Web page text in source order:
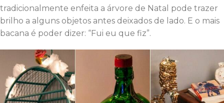
tradicionalmente enfeita a árvore de Natal pode trazer
brilho a alguns objetos antes deixados de lado. E o mais
bacana é poder dizer: “Fui eu que fiz”.